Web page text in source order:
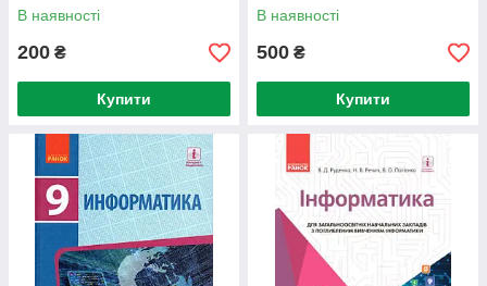
В наявності
200 ₴
Купити
В наявності
500 ₴
Купити